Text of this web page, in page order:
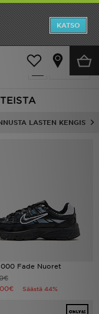
KATSO
Suodata
LASTEN KENGISTÄ
Fade Nuoret
Säästä 44%